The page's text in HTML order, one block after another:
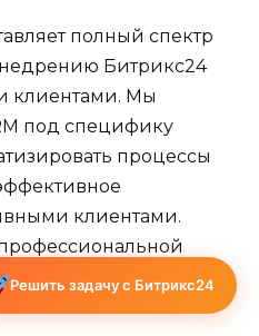
полный спектр
Битрикс24
клиентами. Мы
под специфику
процессы
клиентами.
внедрением
с
Решить задачу с Битрикс24